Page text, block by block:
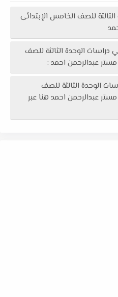
للصف الخامس الإبتدائى
دراسات الوحدة الثالثة للصف
مستر عبدالرحمن احمد :
الوحدة الثالثة للصف
مستر عبدالرحمن احمد هنا عبر